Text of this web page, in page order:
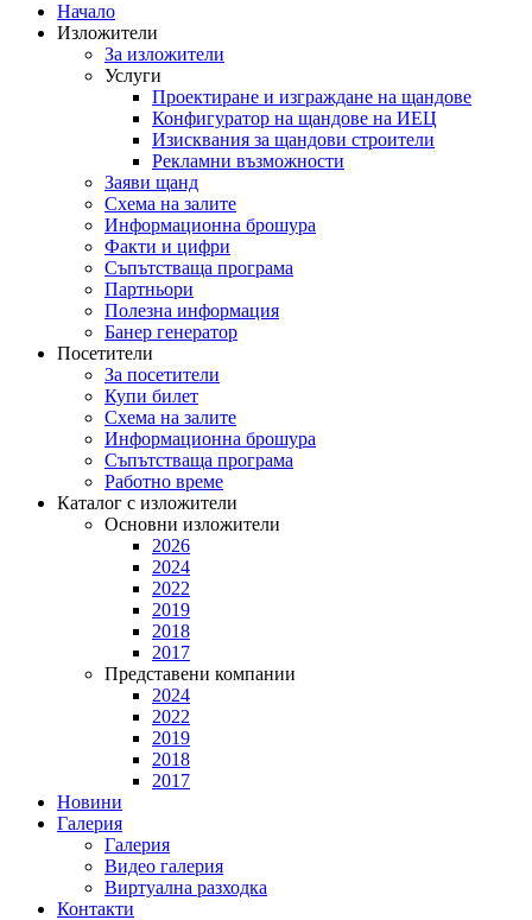
Начало
Изложители
За изложители
Услуги
Проектиране и изграждане на щандове
Конфигуратор на щандове на ИЕЦ
Изисквания за щандови строители
Рекламни възможности
Заяви щанд
Схема на залите
Информационна брошура
Факти и цифри
Съпътстваща програма
Партньори
Полезна информация
Банер генератор
Посетители
За посетители
Купи билет
Схема на залите
Информационна брошура
Съпътстваща програма
Работно време
Каталог с изложители
Основни изложители
2026
2024
2022
2019
2018
2017
Представени компании
2024
2022
2019
2018
2017
Новини
Галерия
Галерия
Видео галерия
Виртуална разходка
Контакти